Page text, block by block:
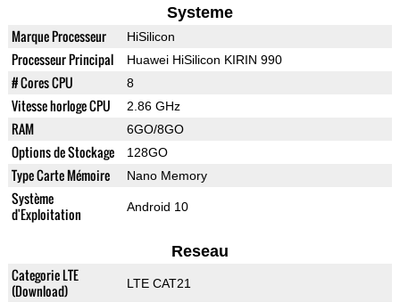
Systeme
Marque Processeur HiSilicon
Processeur Principal Huawei HiSilicon KIRIN 990
# Cores CPU 8
Vitesse horloge CPU 2.86 GHz
RAM 6GO/8GO
Options de Stockage 128GO
Type Carte Mémoire Nano Memory
Système
d'Exploitation
Android 10
Reseau
Categorie LTE
(Download)
LTE CAT21